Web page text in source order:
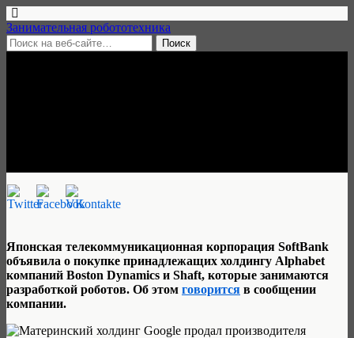
Занимательная робототехника
Японская телекоммуникационная корпорация SoftBank
объявила о покупке принадлежащих холдингу Alphabet
компаний Boston Dynamics и Shaft, которые занимаются
разработкой роботов. Об этом говорится в сообщении
компании.